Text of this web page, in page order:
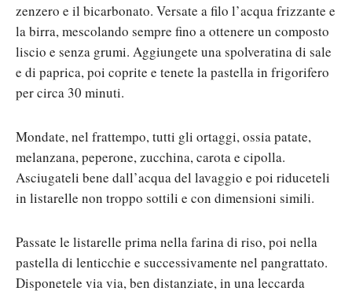
zenzero e il bicarbonato. Versate a filo l’acqua frizzante e
la birra, mescolando sempre fino a ottenere un composto
liscio e senza grumi. Aggiungete una spolveratina di sale
e di paprica, poi coprite e tenete la pastella in frigorifero
per circa 30 minuti.
Mondate, nel frattempo, tutti gli ortaggi, ossia patate,
melanzana, peperone, zucchina, carota e cipolla.
Asciugateli bene dall’acqua del lavaggio e poi riduceteli
in listarelle non troppo sottili e con dimensioni simili.
Passate le listarelle prima nella farina di riso, poi nella
pastella di lenticchie e successivamente nel pangrattato.
Disponetele via via, ben distanziate, in una leccarda